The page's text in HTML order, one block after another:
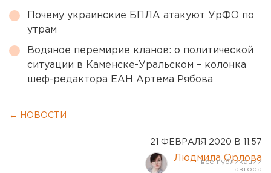
Почему украинские БПЛА атакуют УрФО по
утрам
Водяное перемирие кланов: о политической
ситуации в Каменске-Уральском – колонка
шеф-редактора ЕАН Артема Рябова
← НОВОСТИ
21 ФЕВРАЛЯ 2020 В 11:57
Людмила Орлова